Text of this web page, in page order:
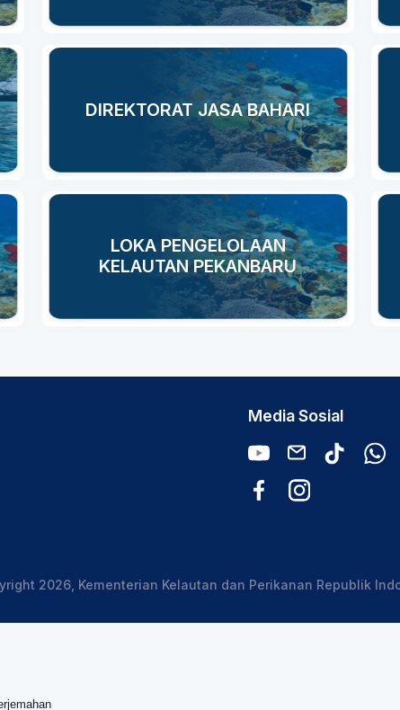
DIREKTORAT JASA BAHARI
LOKA PENGELOLAAN
KELAUTAN PEKANBARU
Media Sosial
2026, Kementerian Kelautan dan Perikanan Republik